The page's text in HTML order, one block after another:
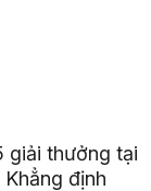
giải thưởng tại
định